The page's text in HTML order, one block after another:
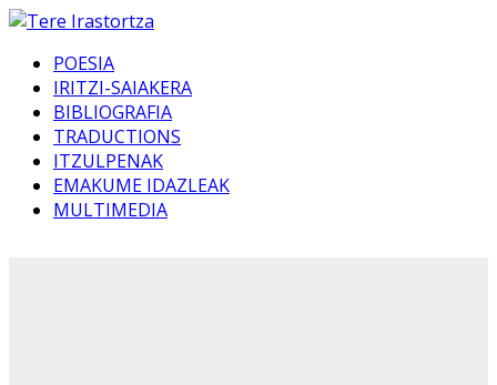
POESIA
IRITZI-SAIAKERA
BIBLIOGRAFIA
TRADUCTIONS
ITZULPENAK
EMAKUME IDAZLEAK
MULTIMEDIA